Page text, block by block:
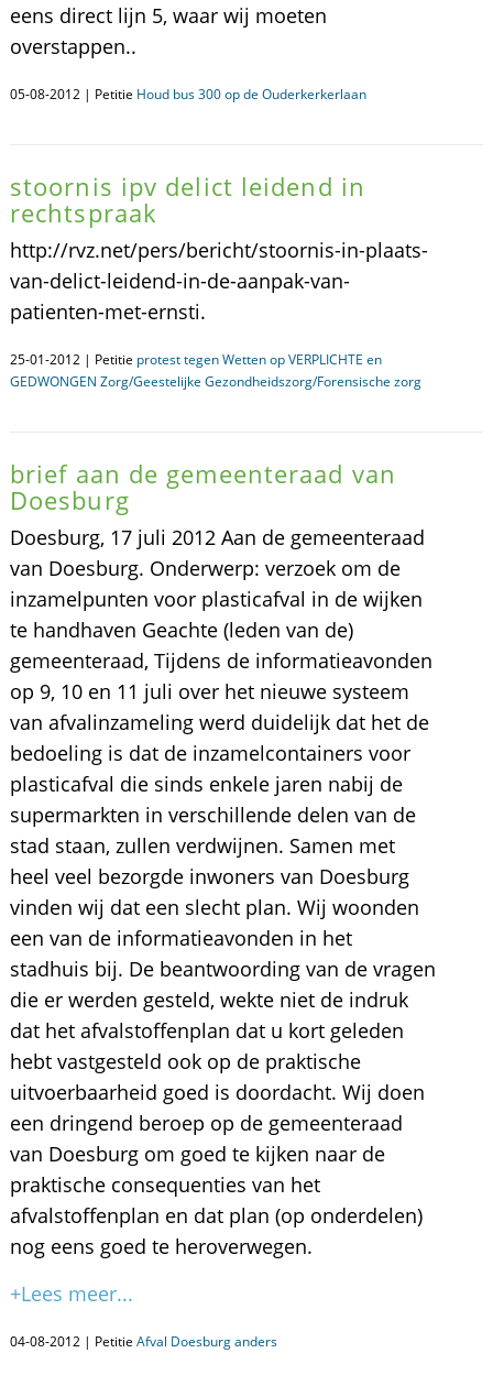
eens direct lijn 5, waar wij moeten
overstappen..
05-08-2012 | Petitie Houd bus 300 op de Ouderkerkerlaan
stoornis ipv delict leidend in
rechtspraak
http://rvz.net/pers/bericht/stoornis-in-plaats-
van-delict-leidend-in-de-aanpak-van-
patienten-met-ernsti.
25-01-2012 | Petitie protest tegen Wetten op VERPLICHTE en
GEDWONGEN Zorg/Geestelijke Gezondheidszorg/Forensische zorg
brief aan de gemeenteraad van
Doesburg
Doesburg, 17 juli 2012 Aan de gemeenteraad
van Doesburg. Onderwerp: verzoek om de
inzamelpunten voor plasticafval in de wijken
te handhaven Geachte (leden van de)
gemeenteraad, Tijdens de informatieavonden
op 9, 10 en 11 juli over het nieuwe systeem
van afvalinzameling werd duidelijk dat het de
bedoeling is dat de inzamelcontainers voor
plasticafval die sinds enkele jaren nabij de
supermarkten in verschillende delen van de
stad staan, zullen verdwijnen. Samen met
heel veel bezorgde inwoners van Doesburg
vinden wij dat een slecht plan. Wij woonden
een van de informatieavonden in het
stadhuis bij. De beantwoording van de vragen
die er werden gesteld, wekte niet de indruk
dat het afvalstoffenplan dat u kort geleden
hebt vastgesteld ook op de praktische
uitvoerbaarheid goed is doordacht. Wij doen
een dringend beroep op de gemeenteraad
van Doesburg om goed te kijken naar de
praktische consequenties van het
afvalstoffenplan en dat plan (op onderdelen)
nog eens goed te heroverwegen.
+Lees meer...
04-08-2012 | Petitie Afval Doesburg anders